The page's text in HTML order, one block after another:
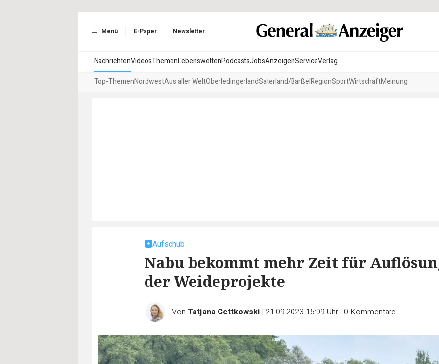
Menü E-Paper Newsletter
NachrichtenVideosThemenLebensweltenPodcastsJobsAnzeigenServiceVerlag
Top-ThemenNordwestAus aller WeltOberledingerlandSaterland/BarßelRegionSportWirtschaftMeinung
Aufschub
Nabu bekommt mehr Zeit für
der Weideprojekte
Von Tatjana Gettkowski | 21.09.2023 15:09 Uhr | 0 Kommentare